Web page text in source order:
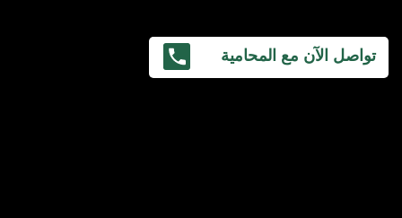
تواصل الآن مع المحامية